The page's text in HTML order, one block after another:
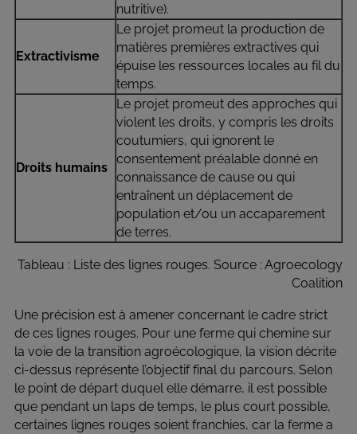
nutritive).
Extractivisme
Le projet promeut la production de
matières premières extractives qui
épuise les ressources locales au fil du
temps.
Droits humains
Le projet promeut des approches qui
violent les droits, y compris les droits
coutumiers, qui ignorent le
consentement préalable donné en
connaissance de cause ou qui
entraînent un déplacement de
population et/ou un accaparement
de terres.
Tableau : Liste des lignes rouges. Source : Agroecology
Coalition
Une précision est à amener concernant le cadre strict
de ces lignes rouges. Pour une ferme qui chemine sur
la voie de la transition agroécologique, la vision décrite
ci-dessus représente l’objectif final du parcours. Selon
le point de départ duquel elle démarre, il est possible
que pendant un laps de temps, le plus court possible,
certaines lignes rouges soient franchies, car la ferme a